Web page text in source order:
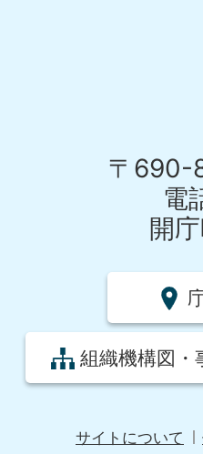
〒690-
電
開
組織機構図・
サイトについて